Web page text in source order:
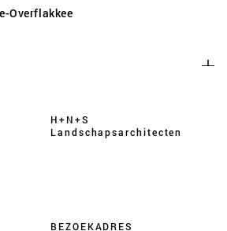
Overflakkee
H+N+S
Landschaps­architecten
BEZOEKADRES